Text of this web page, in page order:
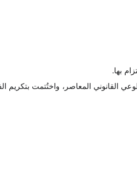
بها.
القانوني المعاصر، واختُتمت بتكريم